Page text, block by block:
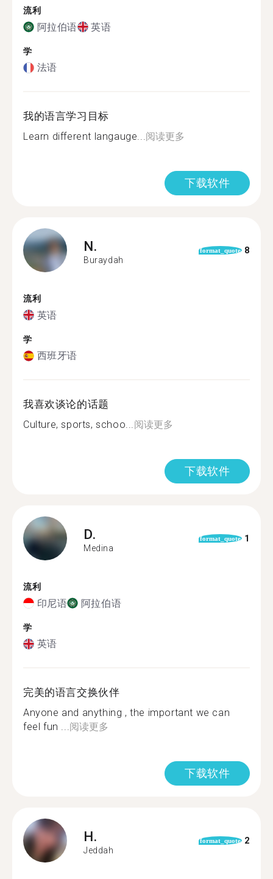
流利
阿拉伯语 英语
学
法语
我的语言学习目标
Learn different langauge...阅读更多
下载软件
N.
Buraydah
format_quote 8
流利
英语
学
西班牙语
我喜欢谈论的话题
Culture, sports, schoo...阅读更多
下载软件
D.
Medina
format_quote 1
流利
印尼语 阿拉伯语
学
英语
完美的语言交换伙伴
Anyone and anything , the important we can
feel fun ...阅读更多
下载软件
H.
Jeddah
format_quote 2